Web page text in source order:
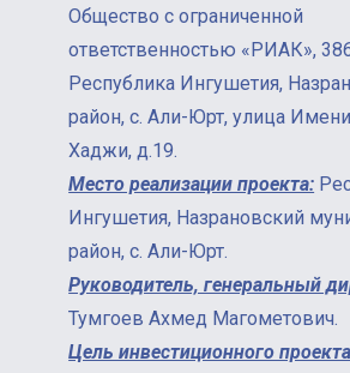
Общество с ограниченной
ответственностью «РИАК»,
Республика Ингушетия,
район, с. Али-Юрт, улица
Хаджи, д.19.
Место реализации проекта:
Ингушетия, Назрановский
район, с. Али-Юрт.
Руководитель, генеральный
Тумгоев Ахмед Магометович.
Цель инвестиционного